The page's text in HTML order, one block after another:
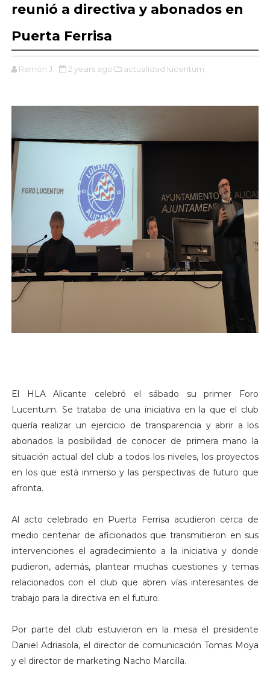
reunió a directiva y abonados en
Puerta Ferrisa
Ramón J. 2 years ago actualidad lucentum,
El HLA Alicante celebró el sábado su primer Foro
Lucentum. Se trataba de una iniciativa en la que el club
quería realizar un ejercicio de transparencia y abrir a los
abonados la posibilidad de conocer de primera mano la
situación actual del club a todos los niveles, los proyectos
en los que está inmerso y las perspectivas de futuro que
afronta.
Al acto celebrado en Puerta Ferrisa acudieron cerca de
medio centenar de aficionados que transmitieron en sus
intervenciones el agradecimiento a la iniciativa y donde
pudieron, además, plantear muchas cuestiones y temas
relacionados con el club que abren vías interesantes de
trabajo para la directiva en el futuro.
Por parte del club estuvieron en la mesa el presidente
Daniel Adriasola, el director de comunicación Tomas Moya
y el director de marketing Nacho Marcilla.